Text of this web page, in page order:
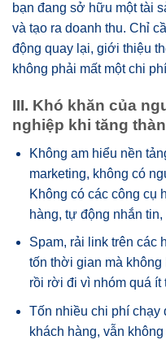
bạn đang sở hữu một tài
và tạo ra doanh thu. Chỉ
động quay lại, giới thiệu
không phải mất một chi
III. Khó khăn của
nghiệp khi tăng
Không am hiểu nền
marketing, không có
Không có các công cụ
hàng, tự động nhắn
Spam, rải link trên các
tốn thời gian mà
rồi rời đi vì nhóm quá ít
Tốn nhiều chi phí chạy
khách hàng, vẫn